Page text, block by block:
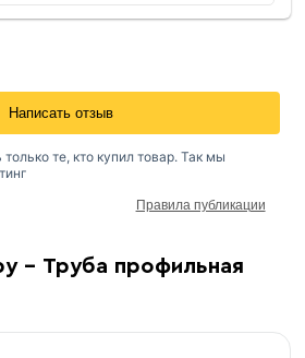
- Труба профильная
Написать отзыв
те, кто купил товар. Так мы
Правила публикации